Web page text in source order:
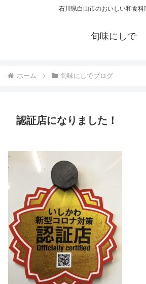
石川県白山市のおいしい和食料
旬味にしで
ホーム 旬味にしでブログ
認証店になりました！